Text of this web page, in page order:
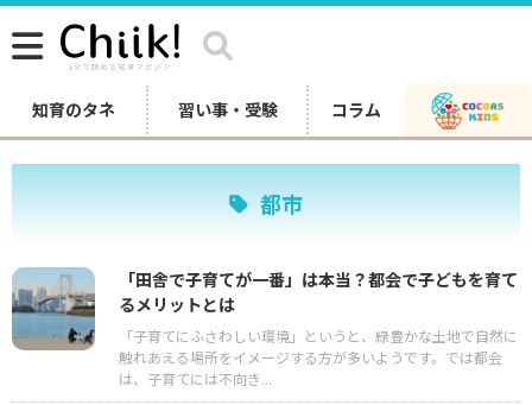
知育のタネ 習い事・受験 コラム
都市
「田舎で子育てが一番」は本当？都会で子どもを育て
るメリットとは
「子育てにふさわしい環境」というと、緑豊かな土地で自然に
触れあえる場所をイメージする方が多いようです。では都会
は、子育てには不向き...